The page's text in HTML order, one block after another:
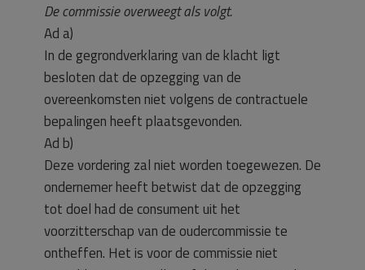
De commissie overweegt als volgt.
Ad a)
In de gegrondverklaring van de klacht ligt
besloten dat de opzegging van de
overeenkomsten niet volgens de contractuele
bepalingen heeft plaatsgevonden.
Ad b)
Deze vordering zal niet worden toegewezen. De
ondernemer heeft betwist dat de opzegging
tot doel had de consument uit het
voorzitterschap van de oudercommissie te
ontheffen. Het is voor de commissie niet